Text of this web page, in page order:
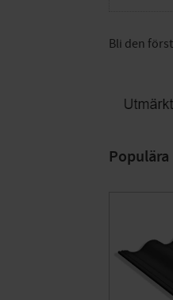
Bli den